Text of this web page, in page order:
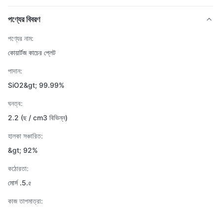
পণ্যের বিবরণ
পণ্যের নাম:
কোয়ার্টজ কাচের প্লেট
পাদান:
SiO2&gt; 99.99%
ঘনত্ব:
2.2 (ছ / cm3 বিভিন্ন)
হালকা সঞ্চারিত:
&gt; 92%
কঠোরতা:
মোর্স .5.৫
কাজ তাপমাত্রা: